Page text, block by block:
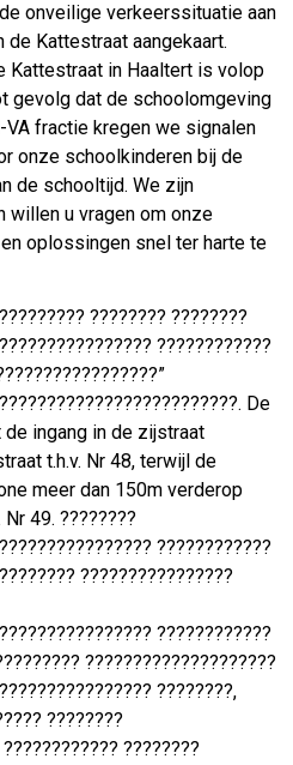
onveilige verkeerssituatie aan
Kattestraat aangekaart.
Kattestraat in Haaltert is volop
gevolg dat de schoolomgeving
fractie kregen we signalen
onze schoolkinderen bij de
de schooltijd. We zijn
willen u vragen om onze
oplossingen snel ter harte te
???????? ????????
????????????
De
ingang in de zijstraat
t.h.v. Nr 48, terwijl de
meer dan 150m verderop
49. ????????
????????????
????????????????
????????????
????????????????????
????????,
????????
????????